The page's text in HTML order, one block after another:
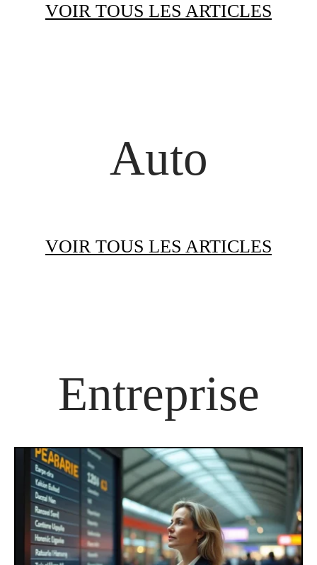
VOIR TOUS LES ARTICLES
Auto
VOIR TOUS LES ARTICLES
Entreprise